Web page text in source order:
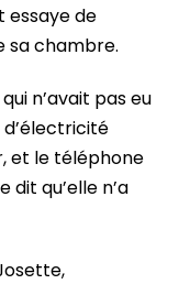
essaye de
sa chambre.
n’avait pas eu
d’électricité
et le téléphone
qu’elle n’a